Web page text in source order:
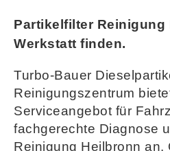
Partikelfilter Reinigung
Werkstatt finden.
Turbo-Bauer
Reinigungszentrum
Serviceangebot für
fachgerechte Diagnose
Reinigung Heilbronn an.